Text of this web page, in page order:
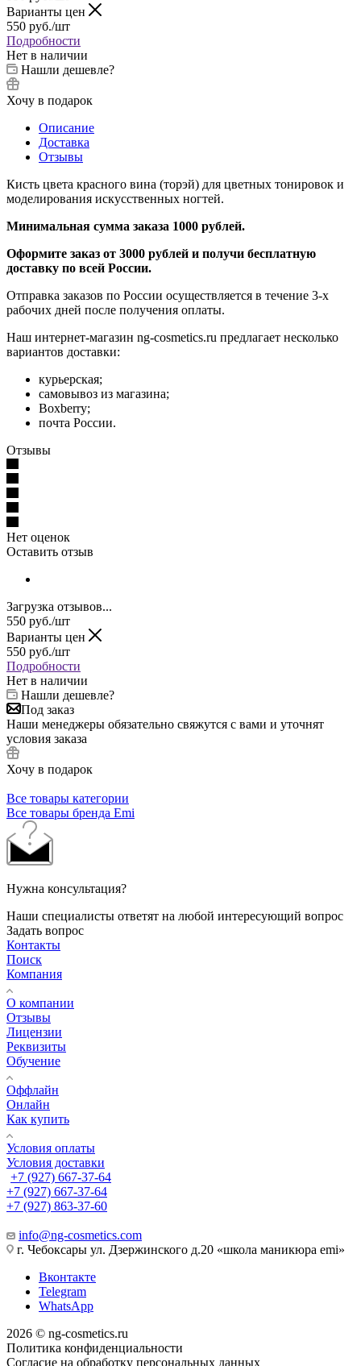
Варианты цен
550 руб./шт
Подробности
Нет в наличии
Нашли дешевле?
Хочу в подарок
Описание
Доставка
Отзывы
Кисть цвета красного вина (торэй) для цветных тонировок и
моделирования искусственных ногтей.
Минимальная сумма заказа 1000 рублей.
Оформите заказ от 3000 рублей и получи бесплатную
доставку по всей России.
Отправка заказов по России осуществляется в течение 3-х
рабочих дней после получения оплаты.
Наш интернет-магазин ng-cosmetics.ru предлагает несколько
вариантов доставки:
курьерская;
самовывоз из магазина;
Boxberry;
почта России.
Отзывы
Нет оценок
Оставить отзыв
Загрузка отзывов...
550 руб./шт
Варианты цен
550 руб./шт
Подробности
Нет в наличии
Нашли дешевле?
Под заказ
Наши менеджеры обязательно свяжутся с вами и уточнят
условия заказа
Хочу в подарок
Все товары категории
Все товары бренда Emi
Нужна консультация?
Наши специалисты ответят на любой интересующий вопрос
Задать вопрос
Контакты
Поиск
Компания
О компании
Отзывы
Лицензии
Реквизиты
Обучение
Оффлайн
Онлайн
Как купить
Условия оплаты
Условия доставки
+7 (927) 667-37-64
+7 (927) 667-37-64
+7 (927) 863-37-60
info@ng-cosmetics.com
г. Чебоксары ул. Дзержинского д.20 «школа маникюра emi»
Вконтакте
Telegram
WhatsApp
2026 © ng-cosmetics.ru
Политика конфиденциальности
Согласие на обработку персональных данных